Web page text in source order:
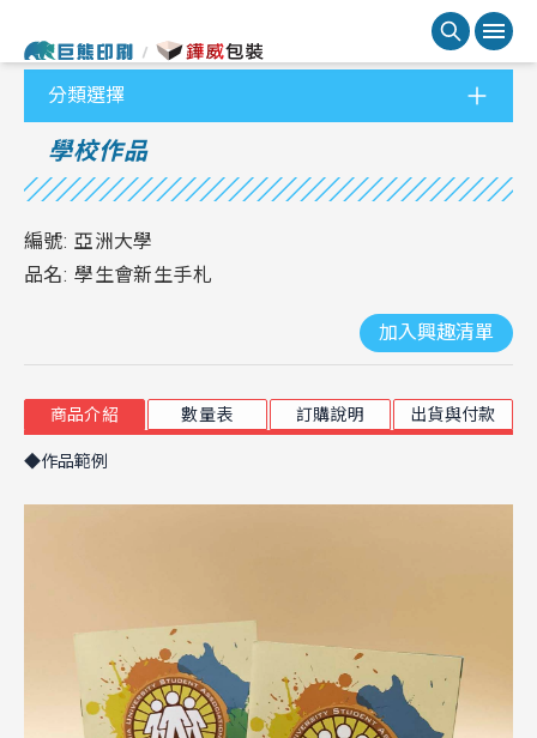
分類選擇
學校作品
編號: 亞洲大學
品名: 學生會新生手札
加入興趣清單
商品介紹 數量表 訂購說明 出貨與付款
◆作品範例